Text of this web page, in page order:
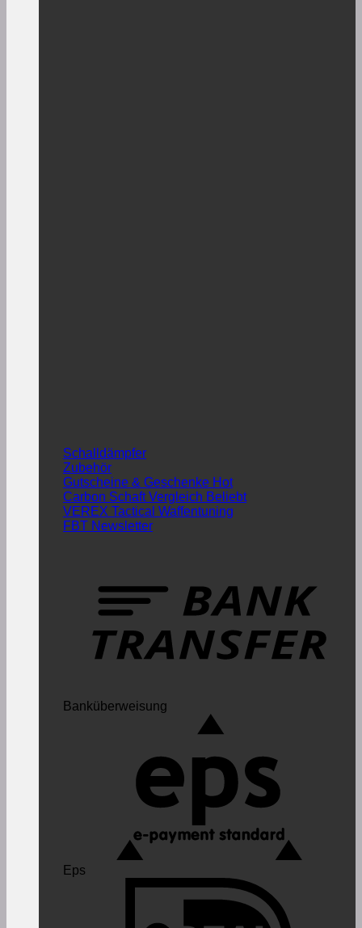
Schalldämpfer
Zubehör
Gutscheine & Geschenke
Carbon Schaft Vergleich
VEREX Tactical Waffentuning
FBT Newsletter
Banküberweisung
Eps